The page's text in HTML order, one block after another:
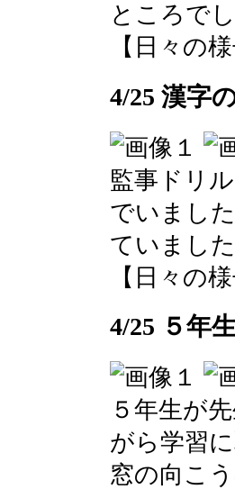
ところでし
【日々の
4/25 漢字
監事ドリ
でいまし
ていました
【日々の
4/25 ５年
５年生が
がら学習
窓の向こ